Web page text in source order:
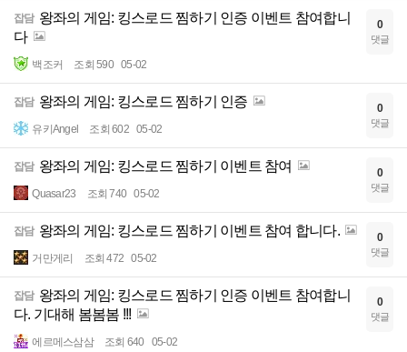
잡담 왕좌의 게임: 킹스로드 찜하기 인증 이벤트 참여합니
다
백조커 조회 590 05-02
0
댓글
잡담 왕좌의 게임: 킹스로드 찜하기 인증
유키Angel 조회 602 05-02
0
댓글
잡담 왕좌의 게임: 킹스로드 찜하기 이벤트 참여
Quasar23 조회 740 05-02
0
댓글
잡담 왕좌의 게임: 킹스로드 찜하기 이벤트 참여 합니다.
거만게리 조회 472 05-02
0
댓글
잡담 왕좌의 게임: 킹스로드 찜하기 인증 이벤트 참여합니
다. 기대해 봄봄봄 !!!
에르메스삼삼 조회 640 05-02
0
댓글